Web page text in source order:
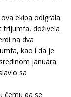
ekipa odigrala
trijumfa, doživela
na dva
kao i da je
januara
sa
čemu da se